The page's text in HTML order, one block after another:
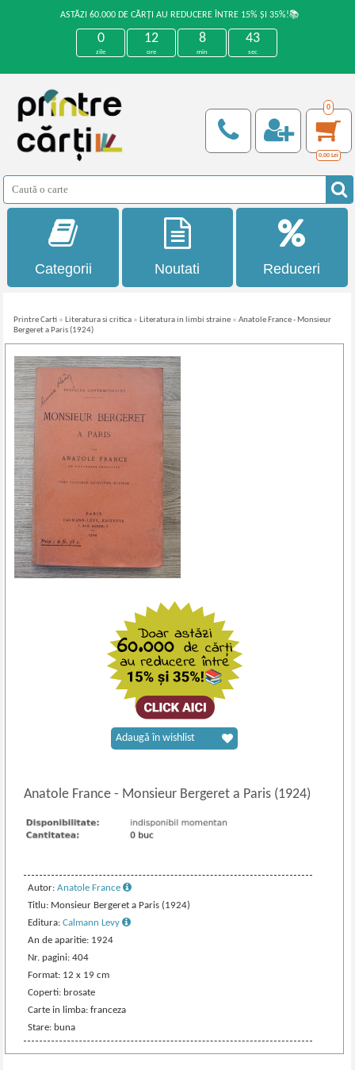
ASTĂZI 60.000 DE CĂRȚI AU REDUCERE ÎNTRE 15% ȘI 35%!📚
0
zile
12
ore
8
min
43
sec
0
0,00 Lei
Categorii Noutati Reduceri
Printre Carti » Literatura si critica » Literatura in limbi straine »Anatole France - Monsieur
Bergeret a Paris (1924)
Anatole France- Monsieur Bergeret a Paris (1924)
Autor:Anatole France
Titlu: Monsieur Bergeret a Paris (1924)
Editura:Calmann Levy
An de aparitie: 1924
Nr. pagini: 404
Format: 12 x 19 cm
Coperti: brosate
Carte in limba: franceza
Stare: buna
Adaugă în wishlist